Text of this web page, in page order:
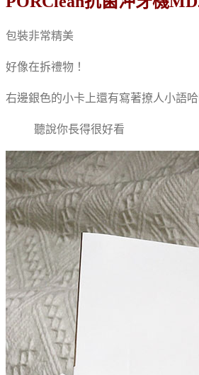
包裝非常精美
好像在拆禮物！
右邊銀色的小卡上還有寫著撩人小語
聽說你長得很好看